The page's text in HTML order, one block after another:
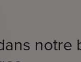
notre